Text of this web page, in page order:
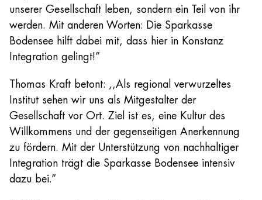
unserer Gesellschaft leben, sondern ein Teil von ihr
werden. Mit anderen Worten: Die Sparkasse
Bodensee hilft dabei mit, dass hier in Konstanz
Integration gelingt!”
Thomas Kraft betont: ,,Als regional verwurzeltes
Institut sehen wir uns als Mitgestalter der
Gesellschaft vor Ort. Ziel ist es, eine Kultur des
Willkommens und der gegenseitigen Anerkennung
zu fördern. Mit der Unterstützung von nachhaltiger
Integration trägt die Sparkasse Bodensee intensiv
dazu bei.”